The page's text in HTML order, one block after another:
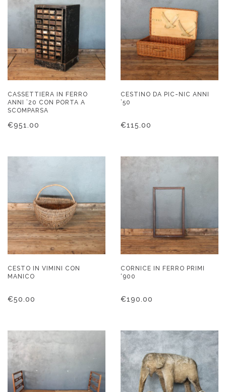
CASSETTIERA IN FERRO
ANNI ’20 CON PORTA A
SCOMPARSA
€951.00
CESTINO DA PIC-NIC ANNI
’50
€115.00
CESTO IN VIMINI CON
MANICO
€50.00
CORNICE IN FERRO PRIMI
‘900
€190.00